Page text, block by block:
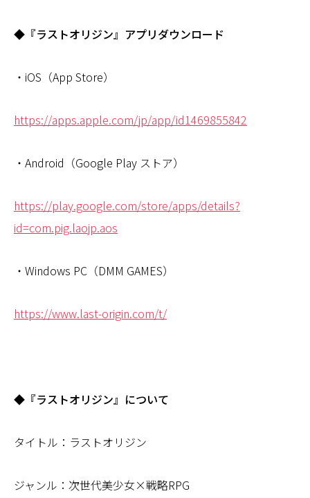
◆『ラストオリジン』アプリダウンロード
・iOS（App Store）
https://apps.apple.com/jp/app/id1469855842
・Android（Google Play ストア）
https://play.google.com/store/apps/details?
id=com.pig.laojp.aos
・Windows PC（DMM GAMES）
https://www.last-origin.com/t/
◆『ラストオリジン』について
タイトル：ラストオリジン
ジャンル：次世代美少女×戦略RPG